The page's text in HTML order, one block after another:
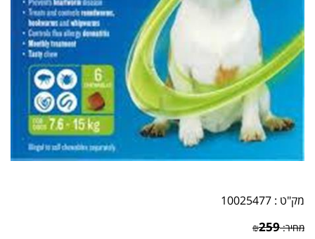
מק"ט : 10025477
מחיר: ₪259